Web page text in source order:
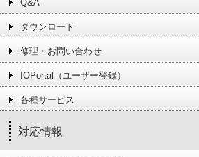
Q&A
ダウンロード
修理・お問い合わせ
IOPortal（ユーザー登録）
各種サービス
対応情報